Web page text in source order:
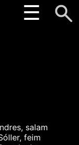
☰
salam
feim